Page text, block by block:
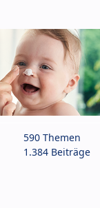
590 Themen
1.384 Beiträge